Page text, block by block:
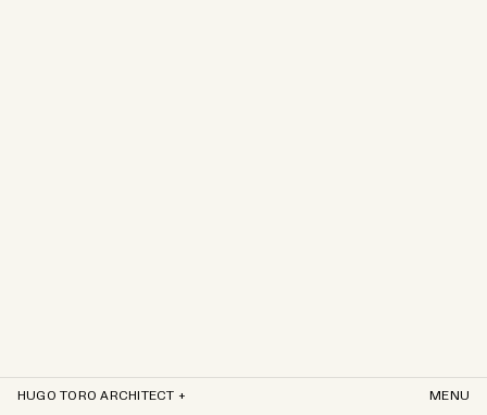
HUGO TORO ARCHITECT + MENU